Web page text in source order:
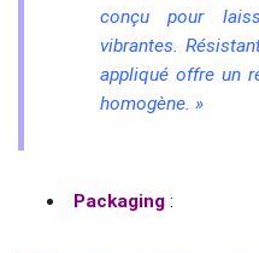
conçu pour
vibrantes.
appliqué offre un
homogène. »
Packaging :